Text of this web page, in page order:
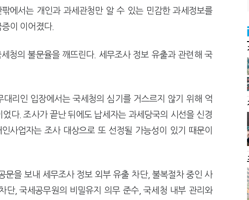
에서는 개인과 과세관청만 알 수 있는 민감한 과세정보를
이 이어졌다.
청의 불문율을 깨뜨린다. 세무조사 정보 유출과 관련해 국
리인 입장에서는 국세청의 심기를 거스르지 않기 위해 억
다. 조사가 끝난 뒤에도 납세자는 과세당국의 시선을 신경
사업자는 조사 대상으로 또 선정될 가능성이 있기 때문이
문을 보내 세무조사 정보 외부 유출 차단, 불복절차 중인 사
단, 국세공무원의 비밀유지 의무 준수, 국세청 내부 관리와